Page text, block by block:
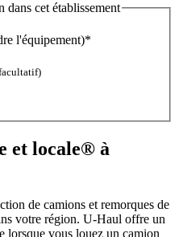
dans cet établissement
l'équipement)*
et locale® à
de camions et remorques de
votre région. U-Haul offre un
lorsque vous louez un camion